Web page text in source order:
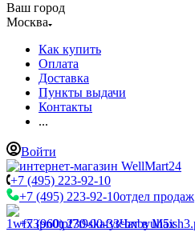
Ваш город
Москва
Как купить
Оплата
Доставка
Пункты выдачи
Контакты
...
Войти
+7 (495) 223-92-10
+7 (495) 223-92-10отдел продаж
+7 (960) 230-00-33Чат в Max